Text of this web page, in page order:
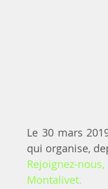
Le 30 mars
qui organise,
Rejoignez-
Montalivet.